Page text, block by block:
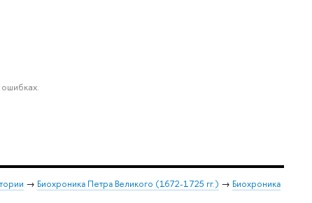
→ Биохроника Петра Великого (1672-1725 гг.) → Биохроника